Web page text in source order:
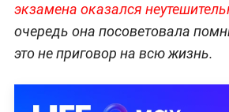
экзамена оказался
очередь она посоветовала
это не приговор на всю жизнь.